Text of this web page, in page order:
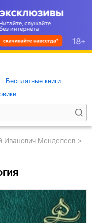
Бесплатные книги
Иванович Менделеев